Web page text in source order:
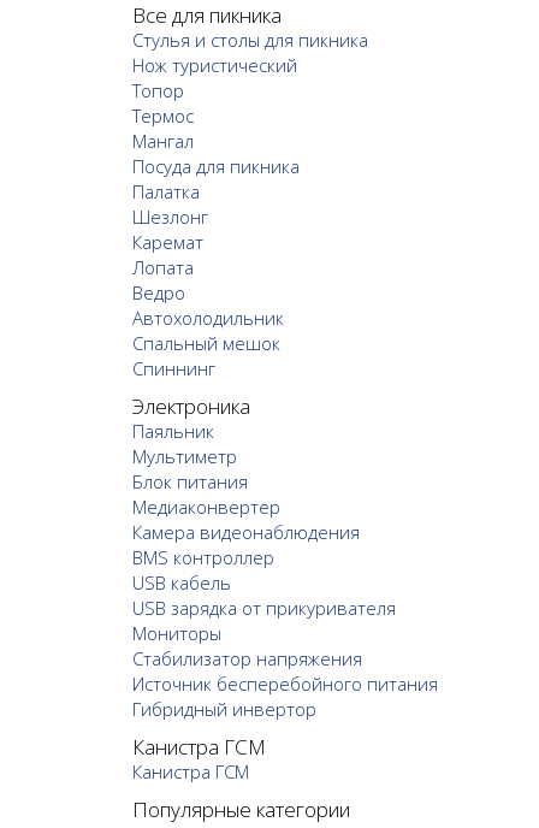
Все для пикника
Стулья и столы для пикника
Нож туристический
Топор
Термос
Мангал
Посуда для пикника
Палатка
Шезлонг
Каремат
Лопата
Ведро
Автохолодильник
Спальный мешок
Спиннинг
Электроника
Паяльник
Мультиметр
Блок питания
Медиаконвертер
Камера видеонаблюдения
BMS контроллер
USB кабель
USB зарядка от прикуривателя
Мониторы
Стабилизатор напряжения
Источник бесперебойного питания
Гибридный инвертор
Канистра ГСМ
Канистра ГСМ
Популярные категории